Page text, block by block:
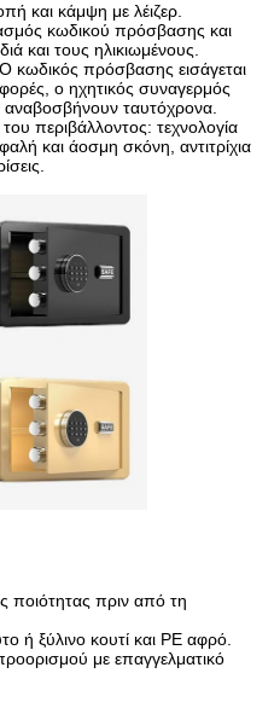
και κάμψη με λέιζερ.
κωδικού πρόσβασης και
και τους ηλικιωμένους.
πρόσβασης εισάγεται
ο ηχητικός συναγερμός
αναβοσβήνουν ταυτόχρονα.
περιβάλλοντος: τεχνολογία
και άοσμη σκόνη, αντιτρίχια
ποιότητας πριν από τη
ή ξύλινο κουτί και PE αφρό.
με επαγγελματικό